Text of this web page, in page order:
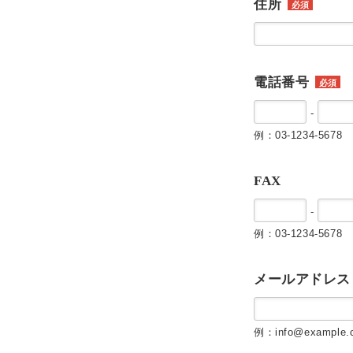
住所 必須
電話番号 必須
-
例：03-1234-5678
FAX
-
例：03-1234-5678
メールアドレス
例：